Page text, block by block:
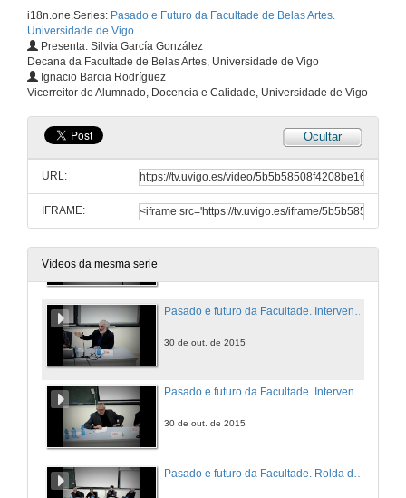
i18n.one.Series: Pasado e Futuro da Facultade de Belas Artes.
Universidade de Vigo
Presenta: Silvia García González
Decana da Facultade de Belas Artes, Universidade de Vigo
Ignacio Barcia Rodríguez
Vicerreitor de Alumnado, Docencia e Calidade, Universidade de Vigo
Ocultar
URL:
IFRAME:
Vídeos da mesma serie
30 de out. de 2015
30 de out. de 2015
Pasado e futuro da Facultade. Intervención de José Chavete.
30 de out. de 2015
Pasado e futuro da Facultade. Intervención de Jesus Hernández.
30 de out. de 2015
Pasado e futuro da Facultade. Intervención de Juan Carlos Meana.
30 de out. de 2015